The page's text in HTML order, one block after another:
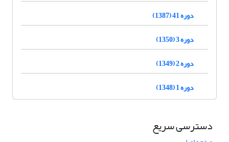
دوره 41 (1387)
دوره 3 (1350)
دوره 2 (1349)
دوره 1 (1348)
دسترسی سریع